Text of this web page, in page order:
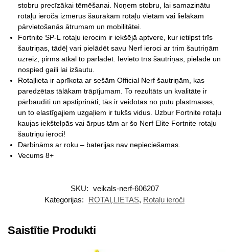
stobru precīzākai tēmēšanai. Noņem stobru, lai samazinātu
rotaļu ieroča izmērus šaurākām rotaļu vietām vai lielākam
pārvietošanās ātrumam un mobilitātei.
Fortnite SP-L rotaļu ierocim ir iekšējā aptvere, kur ietilpst trīs
šautriņas, tādēļ vari pielādēt savu Nerf ieroci ar trim šautriņām
uzreiz, pirms atkal to pārlādēt. Ievieto trīs šautriņas, pielādē un
nospied gaili lai izšautu.
Rotaļlieta ir aprīkota ar sešām Official Nerf šautriņām, kas
paredzētas tālākam trāpījumam. To rezultāts un kvalitāte ir
pārbaudīti un apstiprināti; tās ir veidotas no putu plastmasas,
un to elastīgajiem uzgaļiem ir tukšs vidus. Uzbur Fortnite rotaļu
kaujas iekštelpās vai ārpus tām ar šo Nerf Elite Fortnite rotaļu
šautriņu ieroci!
Darbināms ar roku – baterijas nav nepieciešamas.
Vecums 8+
SKU: veikals-nerf-606207
Kategorijas:
ROTAĻLIETAS, Rotaļu ieroči
Saistītie Produkti